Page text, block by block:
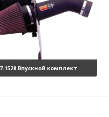
1528 Впускной комплект